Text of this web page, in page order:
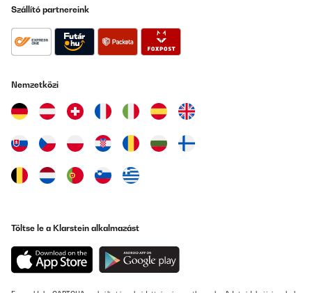
Szállító partnereink
Nemzetközi
Töltse le a Klarstein alkalmazást